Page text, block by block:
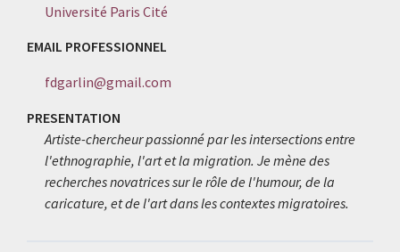
Université Paris Cité
EMAIL PROFESSIONNEL
fdgarlin@gmail.com
PRESENTATION
Artiste-chercheur passionné par les intersections entre
l'ethnographie, l'art et la migration. Je mène des
recherches novatrices sur le rôle de l'humour, de la
caricature, et de l'art dans les contextes migratoires.